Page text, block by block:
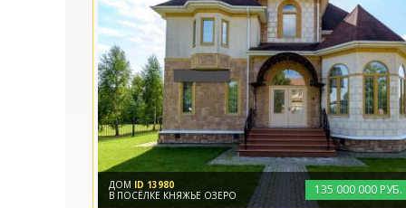
135 000 000 РУБ.
ДОМ ID 13980
В ПОСЁЛКЕ КНЯЖЬЕ ОЗЕРО